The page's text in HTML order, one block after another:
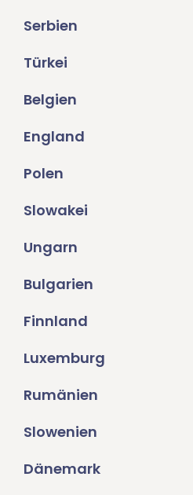
Serbien
Türkei
Belgien
England
Polen
Slowakei
Ungarn
Bulgarien
Finnland
Luxemburg
Rumänien
Slowenien
Dänemark